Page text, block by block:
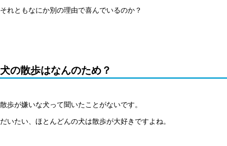
それともなにか別の理由で喜んでいるのか？
犬の散歩はなんのため？
散歩が嫌いな犬って聞いたことがないです。
だいたい、ほとんどんの犬は散歩が大好きですよね。